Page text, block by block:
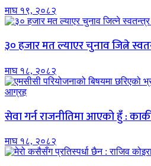
माघ १९, २०८२
३० हजार मत ल्याएर चुनाव जित्ने
माघ १८, २०८२
सेवा गर्न राजनीतिमा आएको हुँ :
माघ १८, २०८२